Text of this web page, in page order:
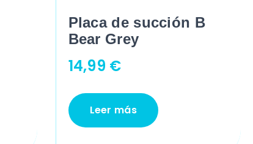
Placa de succión B
Bear Grey
14,99 €
Leer más